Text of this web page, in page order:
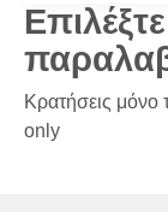
Κρατήσεις
only